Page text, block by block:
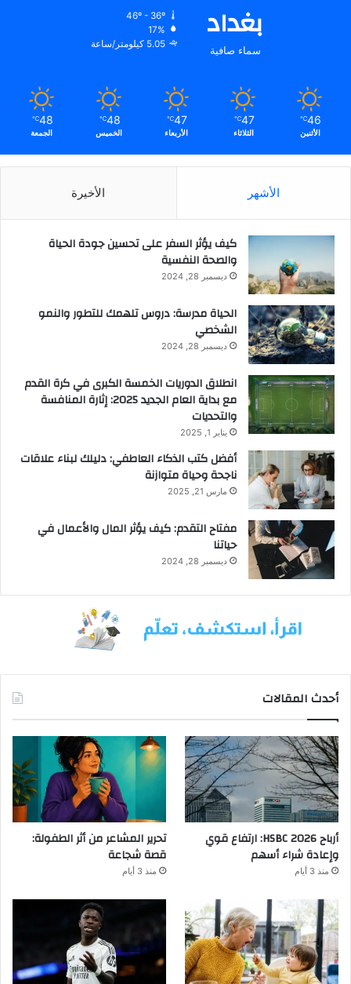
ي
ح
ص
و
ل
ع
ه
بغداد
سماء صافية
46º - 36º
17%
5.05 كيلومتر/ساعة
46
℃
الأثنين
47
℃
الثلاثاء
47
℃
الأربعاء
48
℃
الخميس
48
℃
الجمعة
الأشهر الأخيرة
كيف يؤثر السفر على تحسين جودة الحياة
والصحة النفسية
ديسمبر 28, 2024
الحياة مدرسة: دروس تلهمك للتطور والنمو
الشخصي
ديسمبر 28, 2024
انطلاق الدوريات الخمسة الكبرى في كرة القدم
مع بداية العام الجديد 2025: إثارة المنافسة
والتحديات
يناير 1, 2025
أفضل كتب الذكاء العاطفي: دليلك لبناء علاقات
ناجحة وحياة متوازنة
مارس 21, 2025
مفتاح التقدم: كيف يؤثر المال والأعمال في
حياتنا
ديسمبر 28, 2024
أحدث المقالات
أرباح HSBC 2026: ارتفاع قوي
وإعادة شراء أسهم
منذ 3 أيام
تحرير المشاعر من أثر الطفولة:
قصة شجاعة
منذ 3 أيام